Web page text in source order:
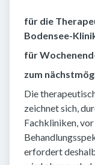
für die
Bodensee-
für
zum
Die
zeichnet sich,
Fachkliniken,
erfordert